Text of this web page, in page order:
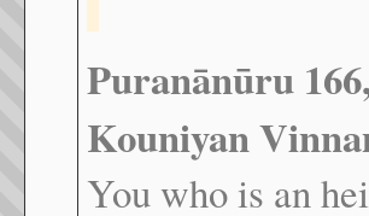
Puranānūru
Kouniyan
You who is an